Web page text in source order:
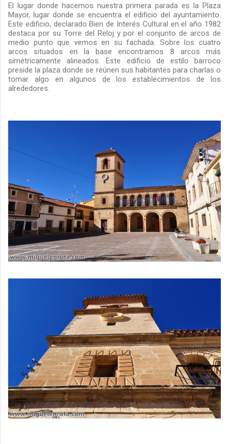
El lugar donde hacemos nuestra primera parada es la Plaza
Mayor, lugar donde se encuentra el edificio del ayuntamiento.
Este edificio, declarado Bien de Interés Cultural en el año 1982
destaca por su Torre del Reloj y por el conjunto de arcos de
medio punto que vemos en su fachada. Sobre los cuatro
arcos situados en la base encontramos 8 arcos más
simétricamente alineados. Este edificio de estilo barroco
preside la plaza donde se reúnen sus habitantes para charlas o
tomar algo en algunos de los establecimientos de los
alrededores.